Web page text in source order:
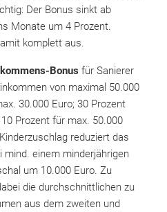
Der Bonus sinkt ab
Monate um 4 Prozent.
komplett aus.
Bonus für Sanierer
von maximal 50.000
30.000 Euro; 30 Prozent
Prozent für max. 50.000
reduziert das
mind. einem minderjährigen
um 10.000 Euro. Zu
die durchschnittlichen zu
aus dem zweiten und